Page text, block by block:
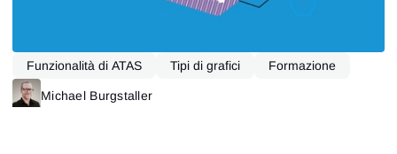
Funzionalità di ATAS Tipi di grafici
Formazione
Delta-bid-ask
Michael Burgstaller